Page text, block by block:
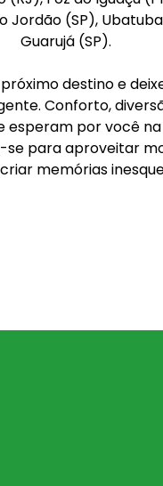
Jordão (SP),
Guarujá (SP).
destino e
Conforto,
esperam por você
se para aproveitar
memórias